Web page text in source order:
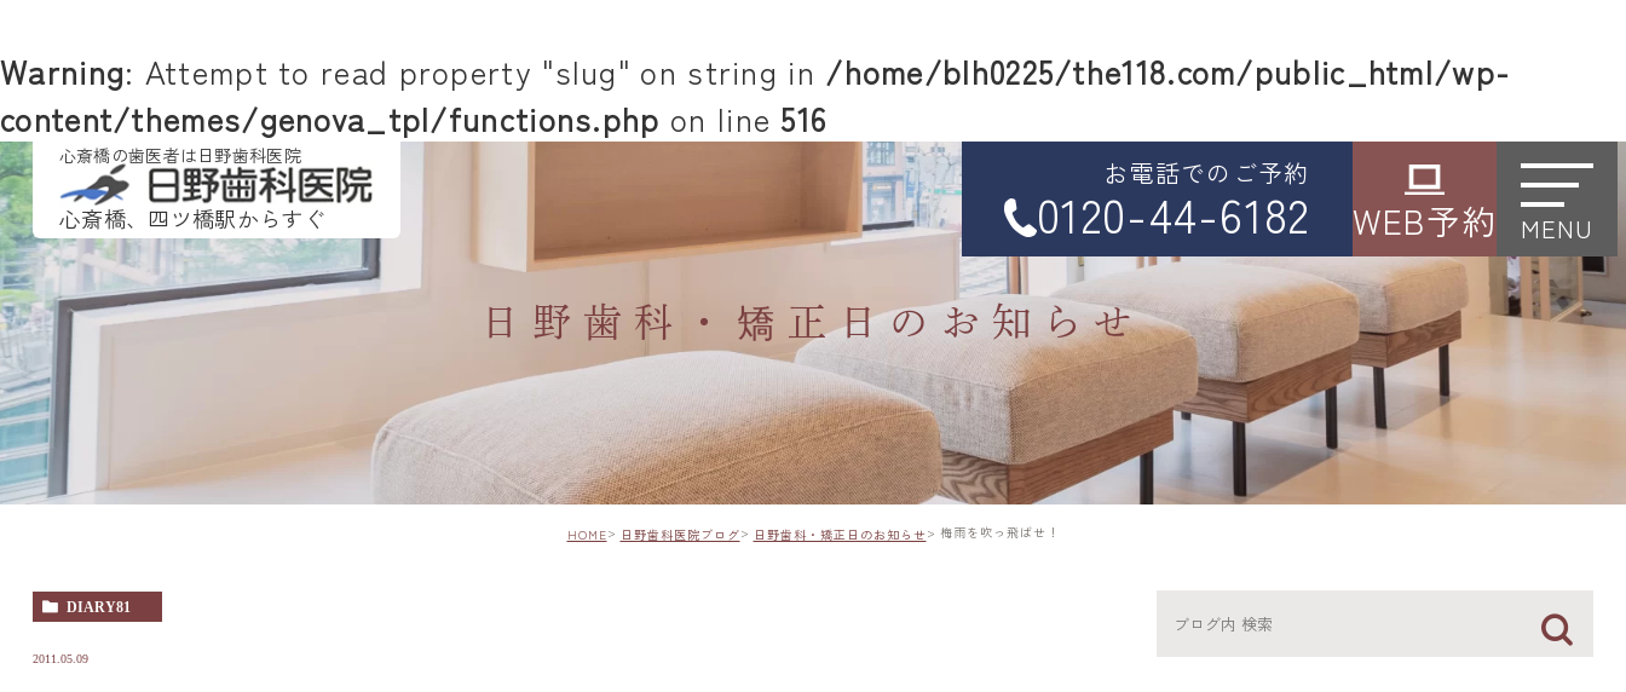
Warning: Attempt to read property "slug" on string in /home/blh0225/the118.com/public_html/wp-
content/themes/genova_tpl/functions.php on line516
心斎橋の歯医者は日野歯科医院
心斎橋、四ツ橋駅からすぐ
お電話でのご予約
0120-44-6182 WEB予約 MENU
日野歯科・矯正日のお知らせ
HOME 日野歯科医院ブログ 日野歯科・矯正日のお知らせ 梅雨を吹っ飛ばせ！
DIARY81
2011.05.09